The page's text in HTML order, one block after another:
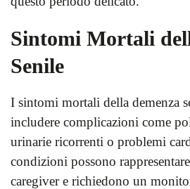
Sintomi Mortali
Senile
I sintomi mortali della demenza
includere complicazioni come
urinarie ricorrenti o problemi
condizioni possono
caregiver e richiedono un